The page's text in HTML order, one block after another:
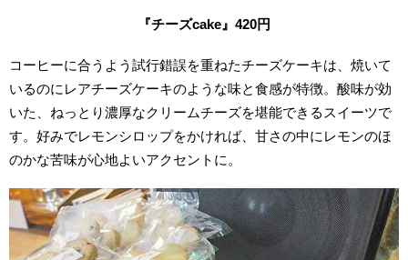
『チーズcake 』420円
コーヒーに合うよう試行錯誤を重ねたチーズケーキは、焼いて
いるのにレアチーズケーキのような味と食感が特徴。酸味が効
いた、ねっとり濃厚なクリームチーズを堪能できるスイーツで
す。好みでレモンシロップをかければ、甘さの中にレモンのほ
のかな苦味が心地よいアクセントに。